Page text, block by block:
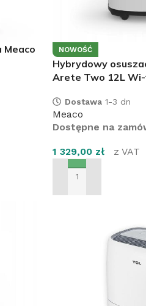
ofertę klimatyzacji
NOWOŚĆ
Hybrydowy
Arete Two 12L
Dostawa 1-3 dn
Meaco
Dostępne na
1 329,00 zł z VAT
DODAJ DO KOSZYKA